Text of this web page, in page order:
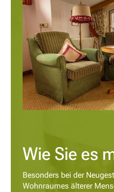
Wie Sie es
Besonders bei der
Wohnraumes älterer